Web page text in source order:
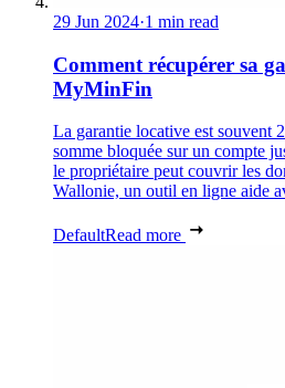
29 Jun 2024·1 min read
Comment récupérer sa
MyMinFin
La garantie locative est souvent
somme bloquée sur un compte
le propriétaire peut couvrir les
Wallonie, un outil en ligne aide
DefaultRead more